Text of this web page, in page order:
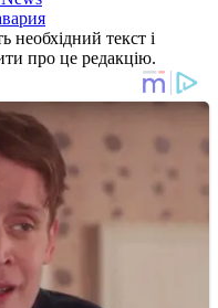
необхідний текст і
про це редакцію.